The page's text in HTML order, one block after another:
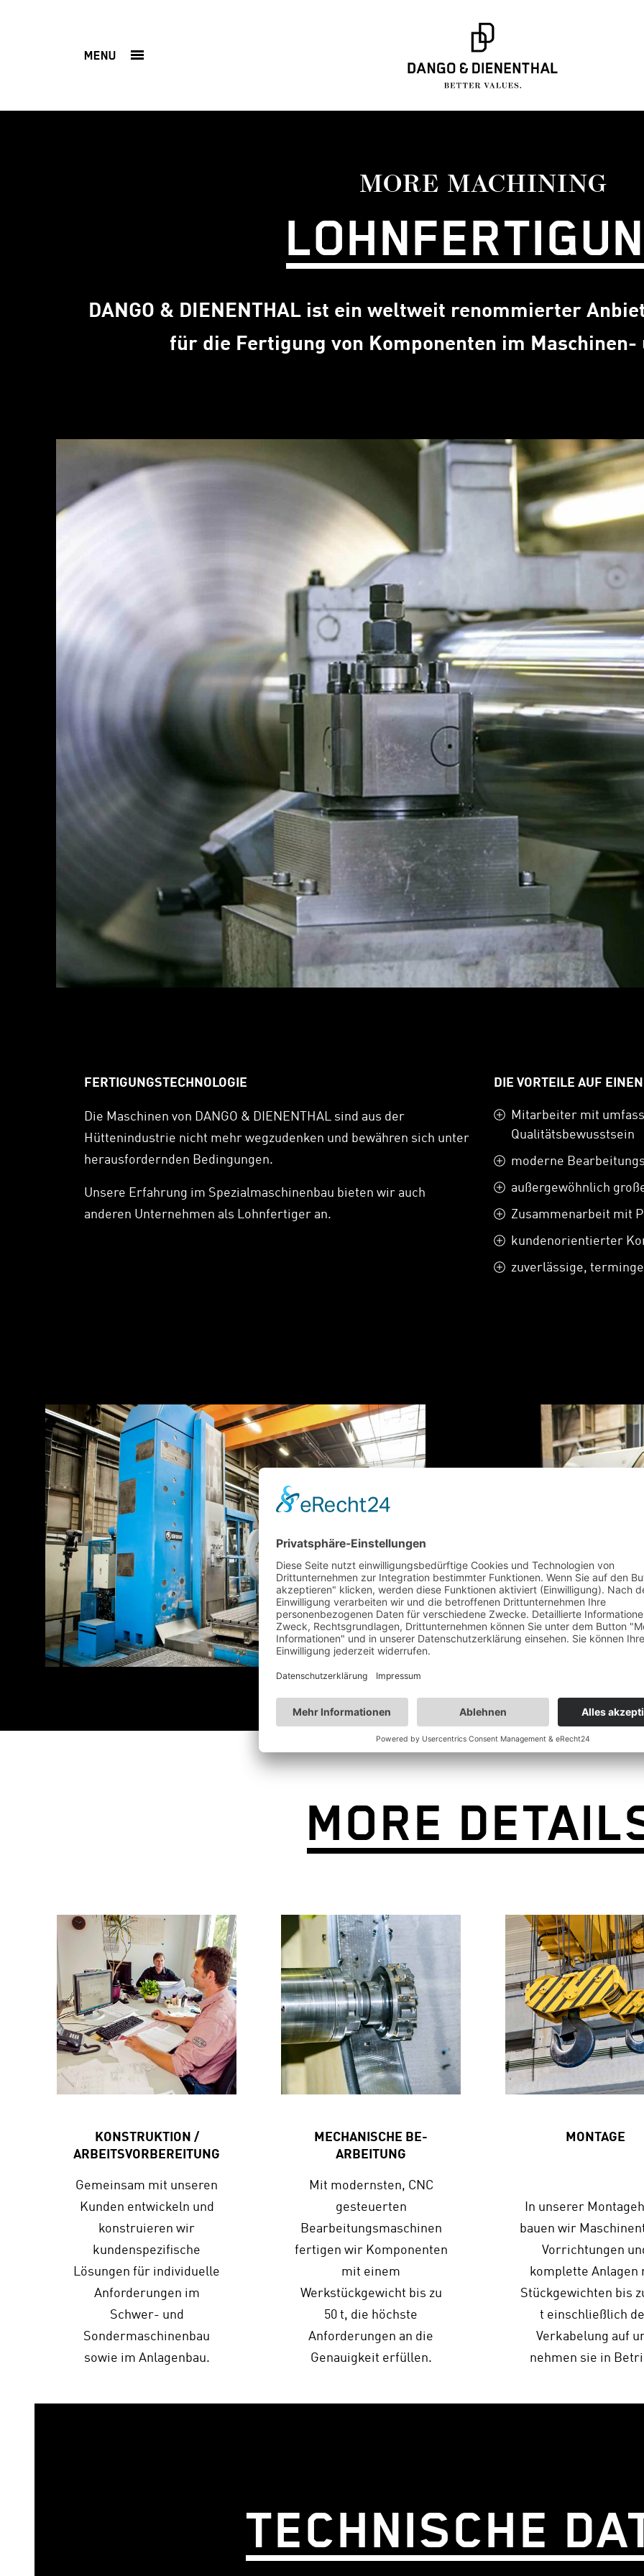
MENU
MORE MACHINING
DANGO & DIENENTHAL ist ein weltweit renommierter
für die Fertigung von Komponenten im Maschinen-
FERTIGUNGSTECHNOLOGIE
Die Maschinen von DANGO & DIENENTHAL sind aus der
Hüttenindustrie nicht mehr wegzudenken und bewähren sich unter
herausfordernden Bedingungen.
Unsere Erfahrung im Spezialmaschinenbau bieten wir auch
anderen Unternehmen als Lohnfertiger an.
DIE VORTEILE AUF
Mitarbeiter mit
Qualitätsbewusstsein
moderne
außergewöhnlich
Zusammenarbeit mit
kundenorientierter
zuverlässige,
MORE
KONSTRUKTION /
ARBEITS­VORBEREITUNG
Gemeinsam mit unseren
Kunden entwickeln und
konstruieren wir
kundenspezifische
Lösungen für individuelle
Anforderungen im
Schwer- und
Sondermaschinenbau
sowie im Anlagenbau.
MECHANISCHE BE­
ARBEITUNG
Mit modernsten, CNC
gesteuerten
Bearbeitungsmaschinen
fertigen wir Komponenten
mit einem
Werkstückgewicht bis zu
50 t, die höchste
Anforderungen an die
Genauigkeit erfüllen.
MONTAGE
In unserer
bauen wir
Vorrichtungen
komplette Anlagen
Stückgewichten bis
t einschließlich
Verkabelung auf
nehmen sie in
TECHNISCHE